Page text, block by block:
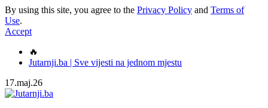
By using this site, you agree to the Privacy Policy and Terms of
Use.
Accept
🔥
Jutarnji.ba | Sve vijesti na jednom mjestu
17.maj.26